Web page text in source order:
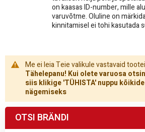
on kaasas ID-number, mille
varuvõtme. Oluline on
kinnitamisel ei tohi kasutada
Me ei leia Teie valikule vastavaid
Tähelepanu! Kui olete varuosa
siis klikige 'TÜHISTA' nuppu
nägemiseks
OTSI BRÄNDI